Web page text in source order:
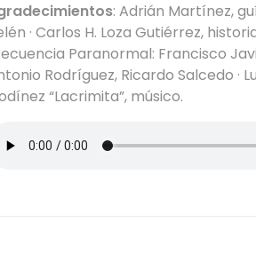
: Adrián Martínez,
· Carlos H. Loza Gutiérrez,
Paranormal: Francisco
Rodríguez, Ricardo Salcedo ·
“Lacrimita”, músico.